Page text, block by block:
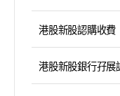
港股新股認購收費
港股新股銀行孖展